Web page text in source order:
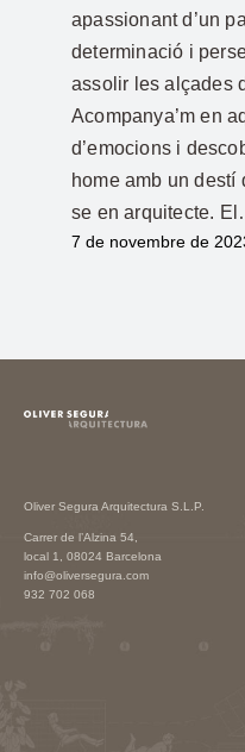
apassionant d’un
determinació i
assolir les alçades
Acompanya’m en
d’emocions i
home amb un destí
se en arquitecte.
7 de novembre de
Oliver Segura Arquitectura S.L.P.
Carrer de l’Alzina 54,
local 1, 08024 Barcelona
info@oliversegura.com
932 702 068